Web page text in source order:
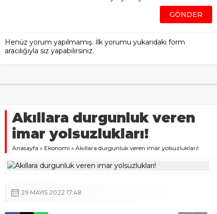
Henüz yorum yapılmamış. İlk yorumu yukarıdaki form
aracılığıyla siz yapabilirsiniz.
Akıllara durgunluk veren
imar yolsuzlukları!
Anasayfa » Ekonomi » Akıllara durgunluk veren imar yolsuzlukları!
29 MAYIS 2022 17:48